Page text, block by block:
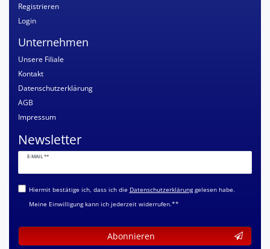
Registrieren
Login
Unternehmen
Unsere Filiale
Kontakt
Datenschutzerklärung
AGB
Impressum
Newsletter
E-MAIL **
Newsletter
Honig
Hiermit bestätige ich, dass ich die Daten­schutz­erklärunggelesen habe.
Meine Einwilligung kann ich jederzeit widerrufen.**
Abonnieren